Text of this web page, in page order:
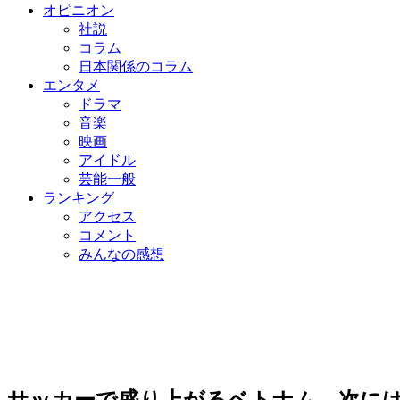
オピニオン
社説
コラム
日本関係のコラム
エンタメ
ドラマ
音楽
映画
アイドル
芸能一般
ランキング
アクセス
コメント
みんなの感想